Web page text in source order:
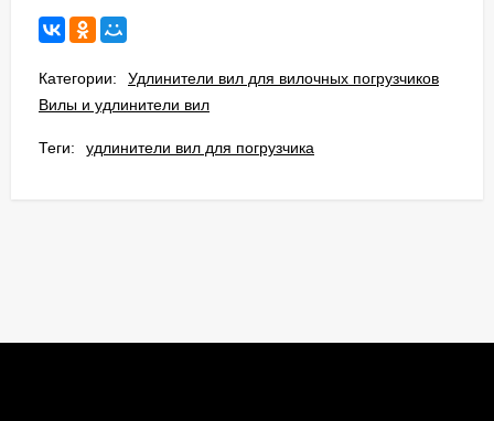
Категории:
Удлинители вил для вилочных погрузчиков
Вилы и удлинители вил
Теги: удлинители вил для погрузчика